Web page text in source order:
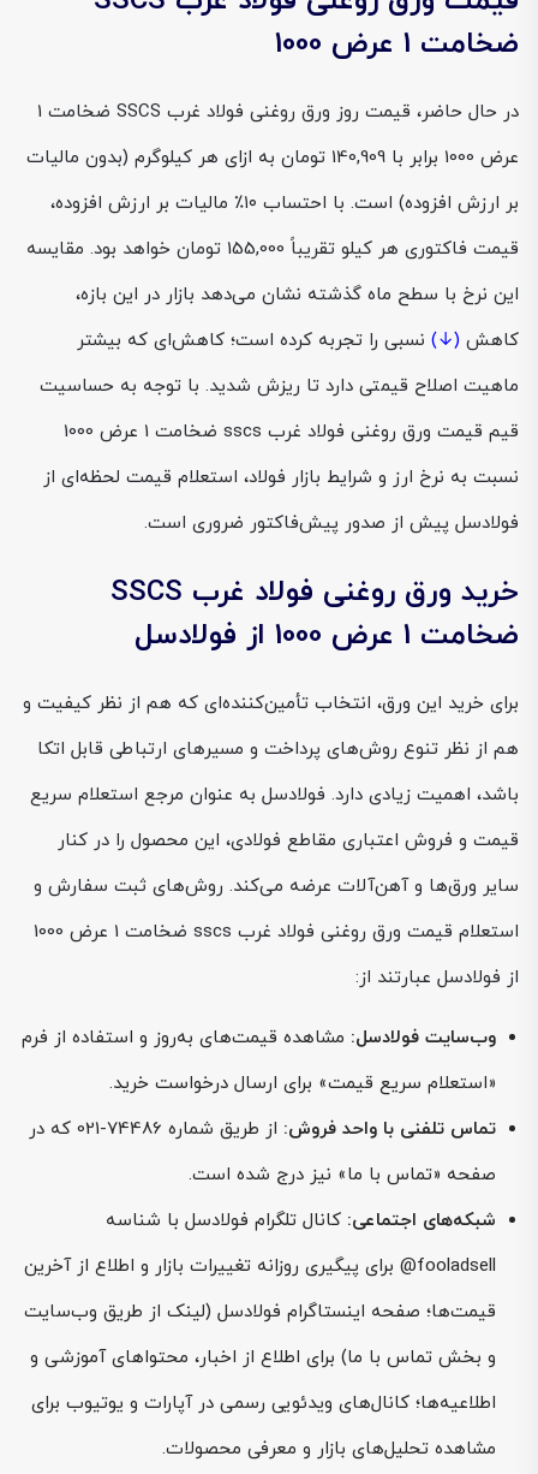
ضخامت 1 عرض 1000
در حال حاضر، قیمت روز ورق روغنی فولاد غرب SSCS ضخامت 1
عرض 1000 برابر با 140,909 تومان به ازای هر کیلوگرم (بدون مالیات
بر ارزش افزوده) است. با احتساب ۱۰٪ مالیات بر ارزش افزوده،
قیمت فاکتوری هر کیلو تقریباً 155,000 تومان خواهد بود. مقایسه
این نرخ با سطح ماه گذشته نشان می‌دهد بازار در این بازه،
کاهش (↓) نسبی را تجربه کرده است؛ کاهش‌ای که بیشتر
ماهیت اصلاح قیمتی دارد تا ریزش شدید. با توجه به حساسیت
قیم قیمت ورق روغنی فولاد غرب sscs ضخامت 1 عرض 1000
نسبت به نرخ ارز و شرایط بازار فولاد، استعلام قیمت لحظه‌ای از
فولادسل پیش از صدور پیش‌فاکتور ضروری است.
خرید ورق روغنی فولاد غرب SSCS
ضخامت 1 عرض 1000 از فولادسل
برای خرید این ورق، انتخاب تأمین‌کننده‌ای که هم از نظر کیفیت و
هم از نظر تنوع روش‌های پرداخت و مسیرهای ارتباطی قابل اتکا
باشد، اهمیت زیادی دارد. فولادسل به عنوان مرجع استعلام سریع
قیمت و فروش اعتباری مقاطع فولادی، این محصول را در کنار
سایر ورق‌ها و آهن‌آلات عرضه می‌کند. روش‌های ثبت سفارش و
استعلام قیمت ورق روغنی فولاد غرب sscs ضخامت 1 عرض 1000
از فولادسل عبارتند از:
وب‌سایت فولادسل: مشاهده قیمت‌های به‌روز و استفاده از فرم
«استعلام سریع قیمت» برای ارسال درخواست خرید.
تماس تلفنی با واحد فروش:
از طریق شماره 74486-021 که در
صفحه «تماس با ما» نیز درج شده است.
شبکه‌های اجتماعی: کانال تلگرام فولادسل با شناسه
fooladsell@ برای پیگیری روزانه تغییرات بازار و اطلاع از آخرین
قیمت‌ها؛ صفحه اینستاگرام فولادسل (لینک از طریق وب‌سایت
و بخش تماس با ما) برای اطلاع از اخبار، محتواهای آموزشی و
اطلاعیه‌ها؛ کانال‌های ویدئویی رسمی در آپارات و یوتیوب برای
مشاهده تحلیل‌های بازار و معرفی محصولات.